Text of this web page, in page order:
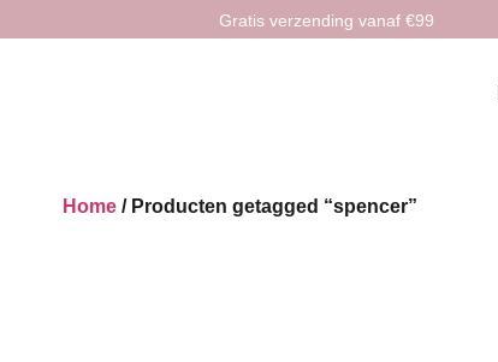
Gratis verzending vanaf €99
Home / Producten getagged “spencer”